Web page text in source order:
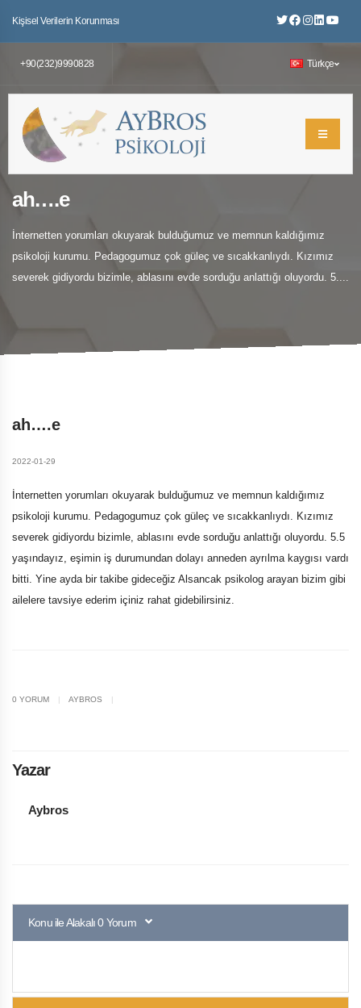
Kişisel Verilerin Korunması
+90(232)9990828 Türkçe
ah….e
İnternetten yorumları okuyarak bulduğumuz ve memnun kaldığımız
psikoloji kurumu. Pedagogumuz çok güleç ve sıcakkanlıydı. Kızımız
severek gidiyordu bizimle, ablasını evde sorduğu anlattığı oluyordu. 5....
ah….e
2022-01-29
İnternetten yorumları okuyarak bulduğumuz ve memnun kaldığımız
psikoloji kurumu. Pedagogumuz çok güleç ve sıcakkanlıydı. Kızımız
severek gidiyordu bizimle, ablasını evde sorduğu anlattığı oluyordu. 5.5
yaşındayız, eşimin iş durumundan dolayı anneden ayrılma kaygısı vardı
bitti. Yine ayda bir takibe gideceğiz Alsancak psikolog arayan bizim gibi
ailelere tavsiye ederim içiniz rahat gidebilirsiniz.
0 YORUM | AYBROS |
Yazar
Aybros
Konu ile Alakalı 0 Yorum